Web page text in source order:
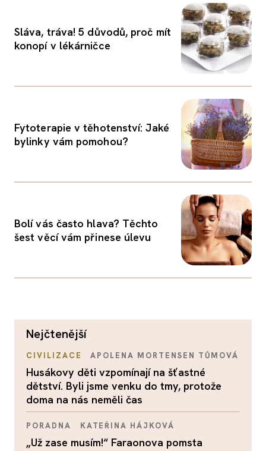
Sláva, tráva! 5 důvodů, proč mít
konopí v lékárničce
Fytoterapie v těhotenství: Jaké
bylinky vám pomohou?
Bolí vás často hlava? Těchto
šest věcí vám přinese úlevu
nejčtenější
CIVILIZACE APOLENA MORTENSEN TŮMOVÁ
Husákovy děti vzpomínají na šťastné
dětství. Byli jsme venku do tmy, protože
doma na nás neměli čas
PORADNA KATEŘINA HÁJKOVÁ
„Už zase musím!“ Faraonova pomsta